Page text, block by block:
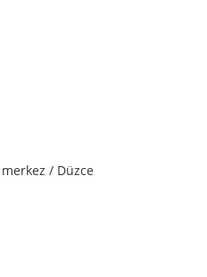
/ Düzce